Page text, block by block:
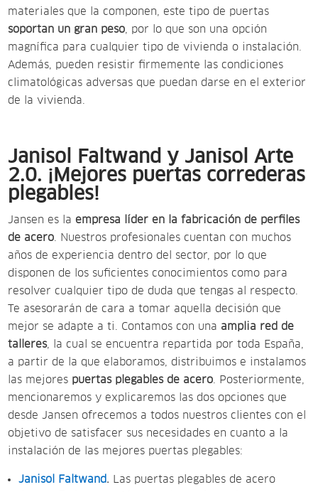
materiales que la componen, este tipo de puertas
soportan un gran peso, por lo que son una opción
magnífica para cualquier tipo de vivienda o instalación.
Además, pueden resistir firmemente las condiciones
climatológicas adversas que puedan darse en el exterior
de la vivienda.
Janisol Faltwand y Janisol Arte
2.0. ¡Mejores puertas correderas
plegables!
Jansen es laempresa líder en la fabricación de perfiles
de acero. Nuestros profesionales cuentan con muchos
años de experiencia dentro del sector, por lo que
disponen de los suficientes conocimientos como para
resolver cualquier tipo de duda que tengas al respecto.
Te asesorarán de cara a tomar aquella decisión que
mejor se adapte a ti. Contamos con una amplia red de
talleres, la cual se encuentra repartida por toda España,
a partir de la que elaboramos, distribuimos e instalamos
las mejores puertas plegables de acero. Posteriormente,
mencionaremos y explicaremos las dos opciones que
desde Jansen ofrecemos a todos nuestros clientes con el
objetivo de satisfacer sus necesidades en cuanto a la
instalación de las mejores puertas plegables:
Janisol Faltwand. Las puertas plegables de acero